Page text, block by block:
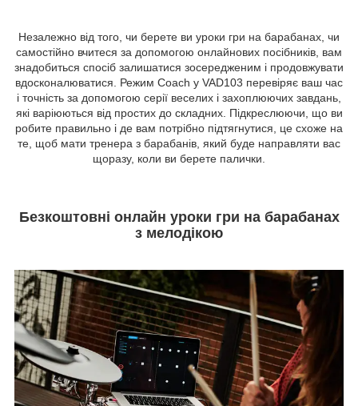
Незалежно від того, чи берете ви уроки гри на барабанах, чи
самостійно вчитеся за допомогою онлайнових посібників, вам
знадобиться спосіб залишатися зосередженим і продовжувати
вдосконалюватися. Режим Coach у VAD103 перевіряє ваш час
і точність за допомогою серії веселих і захоплюючих завдань,
які варіюються від простих до складних. Підкреслюючи, що ви
робите правильно і де вам потрібно підтягнутися, це схоже на
те, щоб мати тренера з барабанів, який буде направляти вас
щоразу, коли ви берете палички.
Безкоштовні онлайн уроки гри на барабанах
з мелодікою